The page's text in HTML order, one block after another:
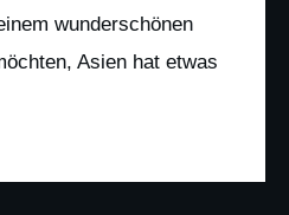
wunderschönen
Asien hat etwas